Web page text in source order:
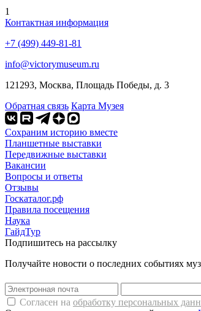
1
Контактная информация
+7 (499) 449-81-81
info@victorymuseum.ru
121293, Москва, Площадь Победы, д. 3
Обратная связь Карта Музея
Сохраним историю вместе
Планшетные выставки
Передвижные выставки
Вакансии
Вопросы и ответы
Отзывы
Госкаталог.рф
Правила посещения
Наука
ГайдТур
Подпишитесь на рассылку
Получайте новости о последних событиях
Согласен на обработку персональных